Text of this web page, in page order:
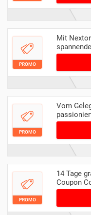
PROMO
Mit
PROMO
Vom
PROMO
14 Tage
Coupon